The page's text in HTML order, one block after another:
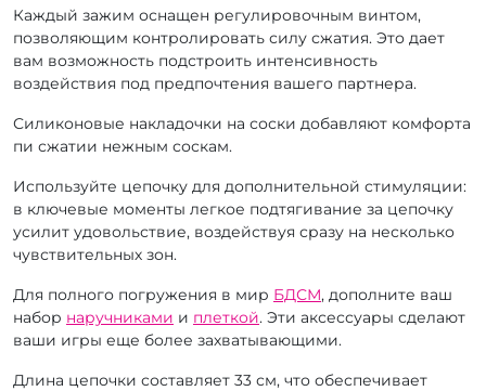
Каждый зажим оснащен регулировочным винтом,
позволяющим контролировать силу сжатия. Это дает
вам возможность подстроить интенсивность
воздействия под предпочтения вашего партнера.
Силиконовые накладочки на соски добавляют комфорта
пи сжатии нежным соскам.
Используйте цепочку для дополнительной стимуляции:
в ключевые моменты легкое подтягивание за цепочку
усилит удовольствие, воздействуя сразу на несколько
чувствительных зон.
Для полного погружения в мир БДСМ, дополните ваш
набор наручниками и плеткой. Эти аксессуары сделают
ваши игры еще более захватывающими.
Длина цепочки составляет 33 см, что обеспечивает